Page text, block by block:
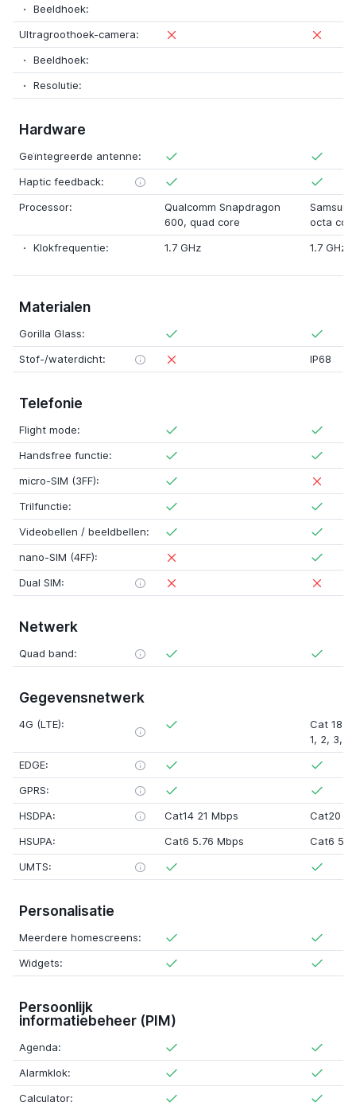
Beeldhoek:
Ultragroothoek-camera:
Beeldhoek:
Resolutie:
Hardware
Geïntegreerde antenne:
Haptic feedback:
Processor:
Qualcomm Snapdragon
600, quad core
octa
Klokfrequentie:
1.7 GHz 1.7 GHz
Materialen
Gorilla Glass:
Stof-/waterdicht:
IP68
Telefonie
Flight mode:
Handsfree functie:
micro-SIM (3FF):
Trilfunctie:
Videobellen / beeldbellen:
nano-SIM (4FF):
Dual SIM:
Netwerk
Quad band:
Gegevensnetwerk
4G (LTE):
Cat 18
1, 2, 3,
EDGE:
GPRS:
HSDPA:
Cat14 21 Mbps
Cat20
HSUPA:
Cat6 5.76 Mbps
Cat6
UMTS:
Personalisatie
Meerdere homescreens:
Widgets:
Persoonlijk
informatiebeheer (PIM)
Agenda:
Alarmklok:
Calculator: